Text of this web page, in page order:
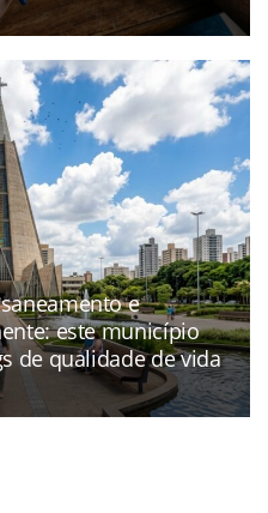
e
este município
de qualidade de vida